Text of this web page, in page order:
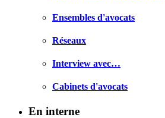
Ensembles d'avocats
Réseaux
Interview avec…
Cabinets d'avocats
En interne